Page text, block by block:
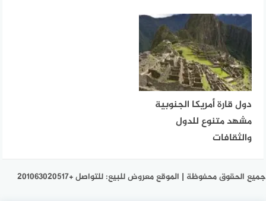
دول قارة أمريكا الجنوبية
مشهد متنوع للدول
والثقافات
جميع الحقوق محفوظة | الموقع معروض للبيع: للتواصل +201063020517